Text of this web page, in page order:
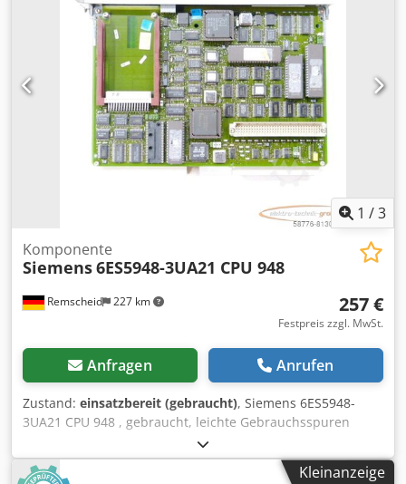
1 /3
Remscheid 227 km
Komponente
Siemens6ES5948-3UA21 CPU 948
257 €
Festpreis zzgl. MwSt.
Anfragen Anrufen
Zustand: einsatzbereit (gebraucht), Siemens 6ES5948-
3UA21 CPU 948 , gebraucht, leichte Gebrauchsspuren
(Hebel "Run/Stop" abgebrochen), 100% funktionsfähig
Codpfx Aioi Edr Eolorf
Kleinanzeige